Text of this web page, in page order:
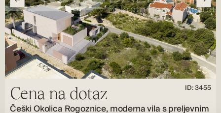
Cena na dotaz ID: 3455
Češki Okolica Rogoznice, moderna vila s preljevnim